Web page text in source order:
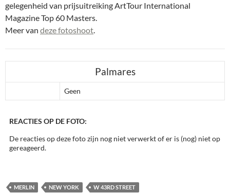
gelegenheid van prijsuitreiking ArtTour International
Magazine Top 60 Masters.
Meer van deze fotoshoot.
Palmares
Geen
REACTIES OP DE FOTO:
De reacties op deze foto zijn nog niet verwerkt of er is (nog) niet op
gereageerd.
MERLIN NEW YORK W 43RD STREET